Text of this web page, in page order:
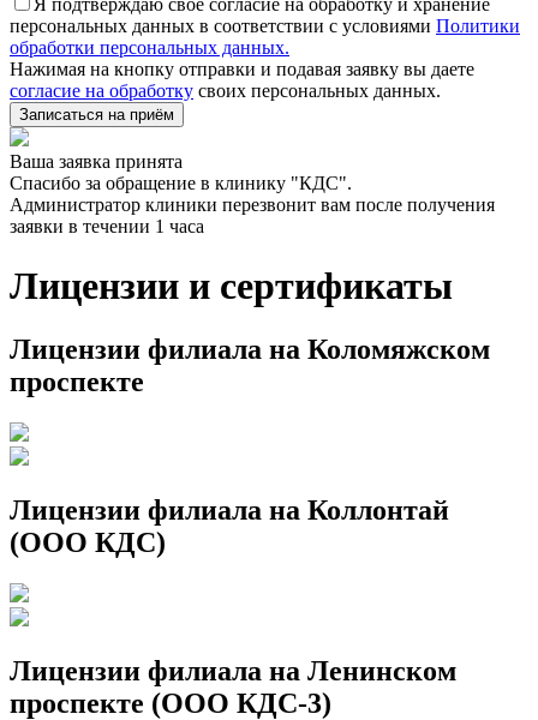
Я подтверждаю свое согласие на обработку и хранение
персональных данных в соответствии с условиями Политики
обработки персональных данных.
Нажимая на кнопку отправки и подавая заявку вы даете
согласие на обработку своих персональных данных.
Записаться на приём
Ваша заявка принята
Спасибо за обращение в клинику "КДС".
Администратор клиники перезвонит вам после получения
заявки в течении 1 часа
Лицензии и сертификаты
Лицензии филиала на Коломяжском
проспекте
Лицензии филиала на Коллонтай
(ООО КДС)
Лицензии филиала на Ленинском
проспекте (ООО КДС-3)